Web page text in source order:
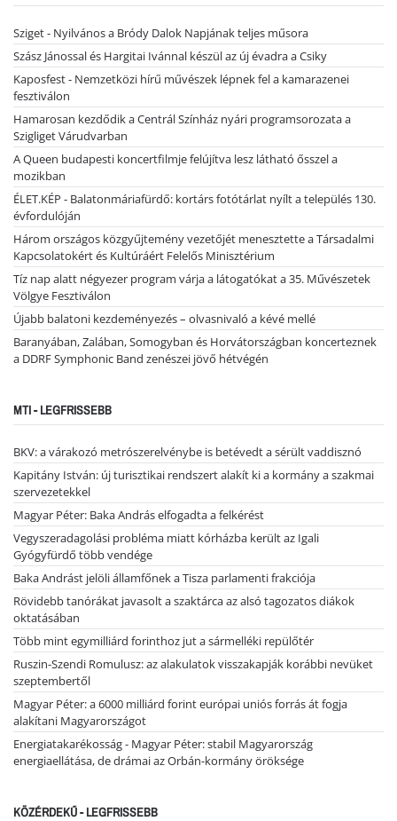
Sziget - Nyilvános a Bródy Dalok Napjának teljes műsora
Szász Jánossal és Hargitai Ivánnal készül az új évadra a Csiky
Kaposfest - Nemzetközi hírű művészek lépnek fel a kamarazenei
fesztiválon
Hamarosan kezdődik a Centrál Színház nyári programsorozata a
Szigliget Várudvarban
A Queen budapesti koncertfilmje felújítva lesz látható ősszel a
mozikban
ÉLET.KÉP - Balatonmáriafürdő: kortárs fotótárlat nyílt a település 130.
évfordulóján
Három országos közgyűjtemény vezetőjét menesztette a Társadalmi
Kapcsolatokért és Kultúráért Felelős Minisztérium
Tíz nap alatt négyezer program várja a látogatókat a 35. Művészetek
Völgye Fesztiválon
Újabb balatoni kezdeményezés – olvasnivaló a kévé mellé
Baranyában, Zalában, Somogyban és Horvátországban koncerteznek
a DDRF Symphonic Band zenészei jövő hétvégén
MTI - LEGFRISSEBB
BKV: a várakozó metrószerelvénybe is betévedt a sérült vaddisznó
Kapitány István: új turisztikai rendszert alakít ki a kormány a szakmai
szervezetekkel
Magyar Péter: Baka András elfogadta a felkérést
Vegyszeradagolási probléma miatt kórházba került az Igali
Gyógyfürdő több vendége
Baka Andrást jelöli államfőnek a Tisza parlamenti frakciója
Rövidebb tanórákat javasolt a szaktárca az alsó tagozatos diákok
oktatásában
Több mint egymilliárd forinthoz jut a sármelléki repülőtér
Ruszin-Szendi Romulusz: az alakulatok visszakapják korábbi nevüket
szeptembertől
Magyar Péter: a 6000 milliárd forint európai uniós forrás át fogja
alakítani Magyarországot
Energiatakarékosság - Magyar Péter: stabil Magyarország
energiaellátása, de drámai az Orbán-kormány öröksége
KÖZÉRDEKŰ - LEGFRISSEBB